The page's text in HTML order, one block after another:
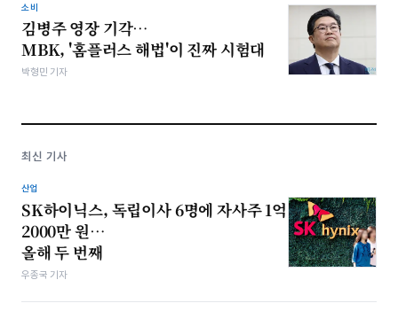
소비
김병주 영장 기각…
MBK, '홈플러스 해법'이 진짜 시험대
박형민 기자
최신 기사
산업
SK하이닉스, 독립이사 6명에 자사주 1억
2000만 원…
올해 두 번째
우종국 기자